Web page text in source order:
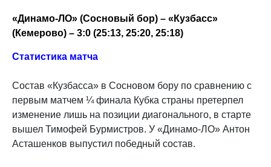
«Динамо-ЛО» (Сосновый бор) – «Кузбасс»
(Кемерово) – 3:0 (25:13, 25:20, 25:18)
Статистика матча
Состав «Кузбасса» в Сосновом бору по сравнению с
первым матчем ¼ финала Кубка страны претерпел
изменение лишь на позиции диагонального, в старте
вышел Тимофей Бурмистров. У «Динамо-ЛО» Антон
Асташенков выпустил победный состав.